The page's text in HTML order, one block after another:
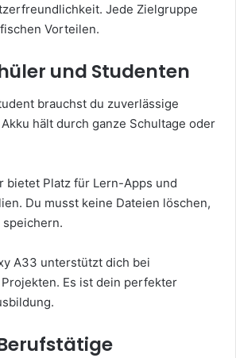
Jede Zielgruppe
Vorteilen.
und Studenten
brauchst du zuverlässige
hält durch ganze Schultage oder
bietet Platz für Lern-Apps und
Du musst keine Dateien löschen,
speichern.
A33 unterstützt dich bei
Es ist dein perfekter